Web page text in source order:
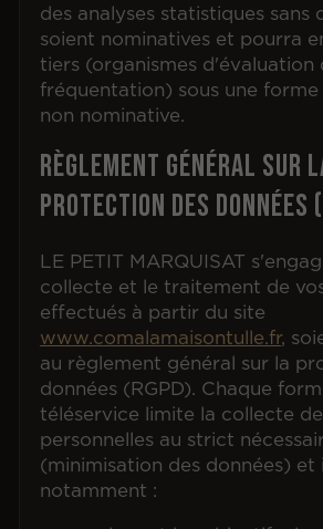
des analyses statistiques sans
soient nominatives et pourra
tiers (organismes d'évaluation
fréquentation) sous une forme
non nominative.
Règlement général sur
protection des données
LE PETIT MARQUISAT
collecte et le traitement de
effectués à partir du site
www.comalamaisontulle.fr,
au règlement général sur la
données (RGPD). Chaque
téléservice limite la collecte
personnelles au strict
(minimisation des données) et
notamment :